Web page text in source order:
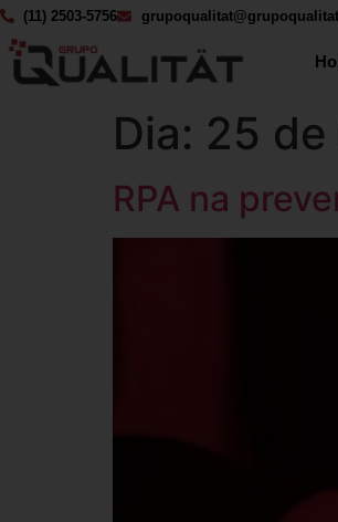
(11) 2503-5756
Dia: 25
RPA na